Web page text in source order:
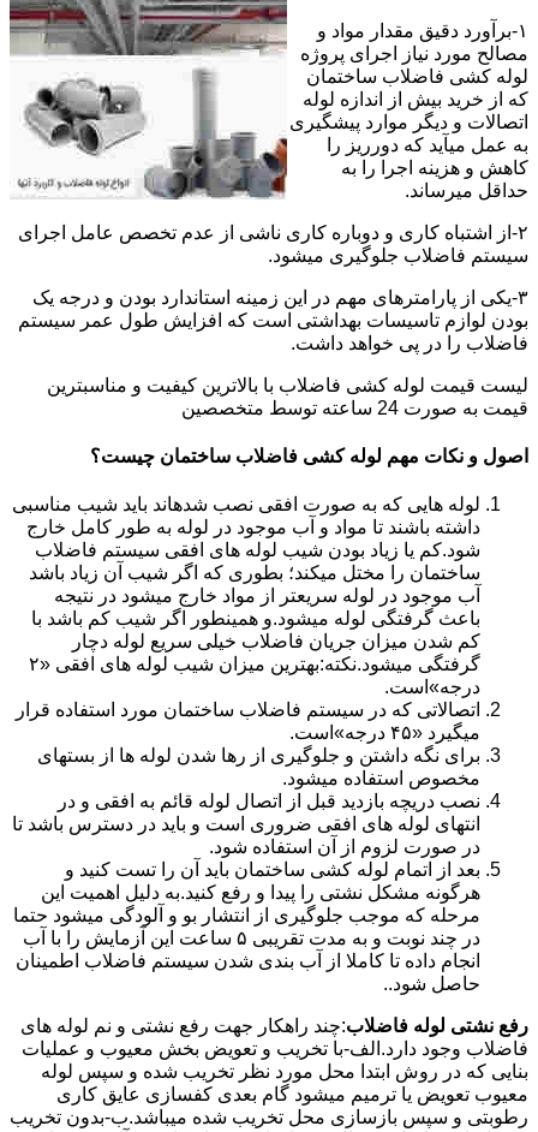
۱-برآورد دقیق مقدار مواد و
مصالح مورد نیاز اجرای پروژه
لوله کشی فاضلاب ساختمان
که از خرید بیش از اندازه لوله
اتصالات و دیگر موارد پیشگیری
به عمل میآید که دورریز را
کاهش و هزینه اجرا را به
حداقل میرساند.
۲-از اشتباه کاری و دوباره کاری ناشی از عدم تخصص عامل اجرای
سیستم فاضلاب جلوگیری میشود.
۳-یکی از پارامترهای مهم در این زمینه استاندارد بودن و درجه یک
بودن لوازم تاسیسات بهداشتی است که افزایش طول عمر سیستم
فاضلاب را در پی خواهد داشت.
لیست قیمت لوله کشی فاضلاب با بالاترین کیفیت و مناسبترین
قیمت به صورت 24 ساعته توسط متخصصین
اصول و نکات مهم لوله کشی فاضلاب ساختمان چیست؟
لوله هایی که به صورت افقی نصب شدهاند باید شیب مناسبی
داشته باشند تا مواد و آب موجود در لوله به طور کامل خارج
شود.کم یا زیاد بودن شیب لوله های افقی سیستم فاضلاب
ساختمان را مختل میکند؛ بطوری که اگر شیب آن زیاد باشد
آب موجود در لوله سریعتر از مواد خارج میشود در نتیجه
باعث گرفتگی لوله میشود.و همینطور اگر شیب کم باشد با
کم شدن میزان جریان فاضلاب خیلی سریع لوله دچار
گرفتگی میشود.نکته:بهترین میزان شیب لوله های افقی «۲
درجه»است.
اتصالاتی که در سیستم فاضلاب ساختمان مورد استفاده قرار
میگیرد «۴۵ درجه»است.
برای نگه داشتن و جلوگیری از رها شدن لوله ها از بستهای
مخصوص استفاده میشود.
نصب دریچه بازدید قبل از اتصال لوله قائم به افقی و در
انتهای لوله های افقی ضروری است و باید در دسترس باشد تا
در صورت لزوم از آن استفاده شود.
بعد از اتمام لوله کشی ساختمان باید آن را تست کنید و
هرگونه مشکل نشتی را پیدا و رفع کنید.به دلیل اهمیت این
مرحله که موجب جلوگیری از انتشار بو و آلودگی میشود حتما
در چند نوبت و به مدت تقریبی ۵ ساعت این آزمایش را با آب
انجام داده تا کاملا از آب بندی شدن سیستم فاضلاب اطمینان
حاصل شود..
رفع نشتی لوله فاضلاب:چند راهکار جهت رفع نشتی و نم لوله های
فاضلاب وجود دارد.الف-با تخریب و تعویض بخش معیوب و عملیات
بنایی که در روش ابتدا محل مورد نظر تخریب شده و سپس لوله
معیوب تعویض یا ترمیم میشود گام بعدی کفسازی عایق کاری
رطوبتی و سپس بازسازی محل تخریب شده میباشد.ب-بدون تخریب